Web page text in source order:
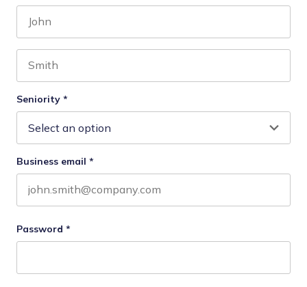
Seniority *
Business email *
Password *